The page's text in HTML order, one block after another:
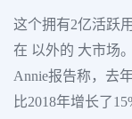
这个拥有2亿活跃
在 以外的 大市场
Annie报告称，去
比2018年增长了